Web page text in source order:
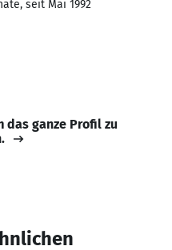
seit Mai 1992
das ganze Profil zu